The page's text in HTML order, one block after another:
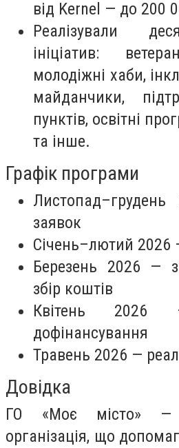
від Kernel — до 200
Реалізували
ініціатив:
молодіжні хаби,
майданчики,
пунктів, освітні
та інше.
Графік програми
заявок
Січень–лютий 2026
Березень 2026 —
збір коштів
Квітень
дофінансування
Травень 2026 —
Довідка
ГО «Моє місто» —
організація, що